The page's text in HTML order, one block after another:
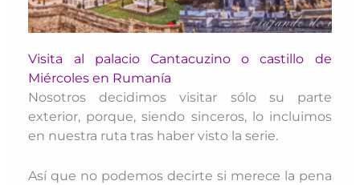
Visita al palacio Cantacuzino o castillo de
Miércoles en Rumanía
Nosotros decidimos visitar sólo su parte
exterior, porque, siendo sinceros, lo incluimos
en nuestra ruta tras haber visto la serie.
Así que no podemos decirte si merece la pena